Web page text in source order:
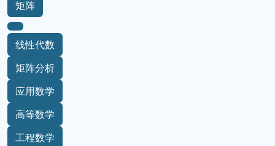
矩阵
线性代数
矩阵分析
应用数学
高等数学
工程数学